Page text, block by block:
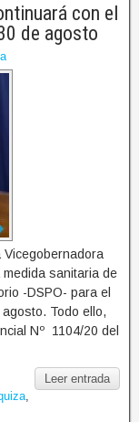
con el
de agosto
sanitaria de
-DSPO- para el
Todo ello,
Nº 1104/20 del
Leer entrada